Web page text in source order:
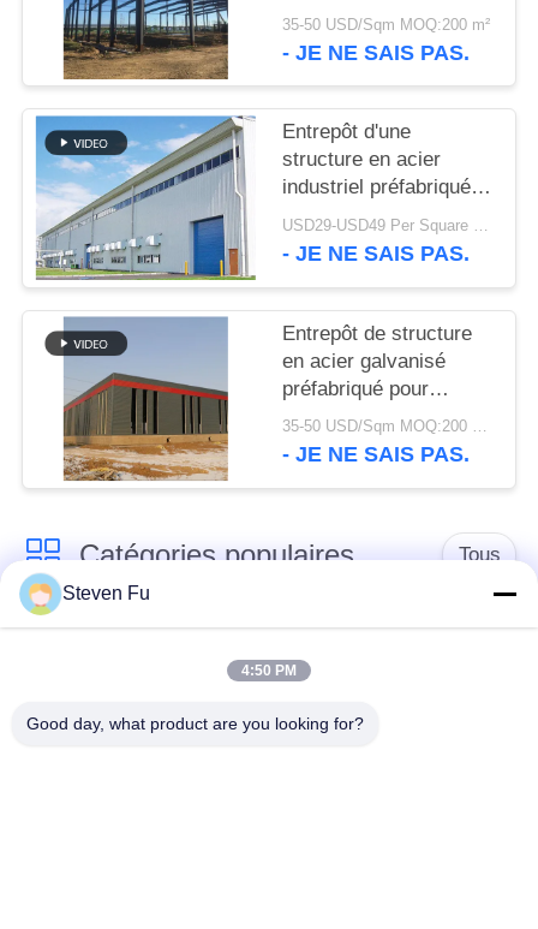
BLOG
SITEMAP
PRIVACY
POLICY
ciment
35-50 USD/Sqm MOQ:200 m²
- JE NE SAIS PAS.
Entrepôt d'une
structure en acier
industriel préfabriqué à
boulonnage moderne et
robuste pour usine
USD29-USD49 Per Square Meter MOQ:200 mètres carrés
- JE NE SAIS PAS.
Entrepôt de structure
en acier galvanisé
préfabriqué pour
stockage
35-50 USD/Sqm MOQ:200 mètres carrés
- JE NE SAIS PAS.
Catégories populaires Tous
entrepôt de structure
Atelier de structure
métallique
construction de
Fabrication de
Steven Fu
4:50 PM
Good day, what product are you looking for?